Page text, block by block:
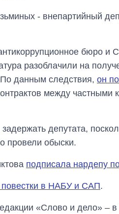
- внепартийный
бюро и
разоблачили на
данным следствия, он
между частными
депутата,
провели обыски.
подписала нардепу
повестки в НАБУ и САП.
«Слово и дело» –